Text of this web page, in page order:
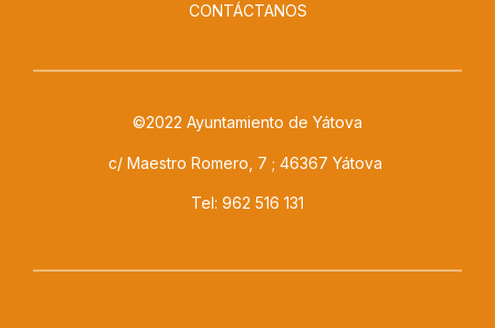
CONTÁCTANOS
©2022 Ayuntamiento de Yátova
c/ Maestro Romero, 7 ; 46367 Yátova
Tel: 962 516 131